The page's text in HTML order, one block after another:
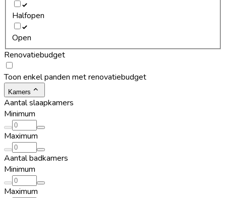
Halfopen
Open
Renovatiebudget
Toon enkel panden met renovatiebudget
Kamers
Aantal slaapkamers
Minimum
Maximum
Aantal badkamers
Minimum
Maximum